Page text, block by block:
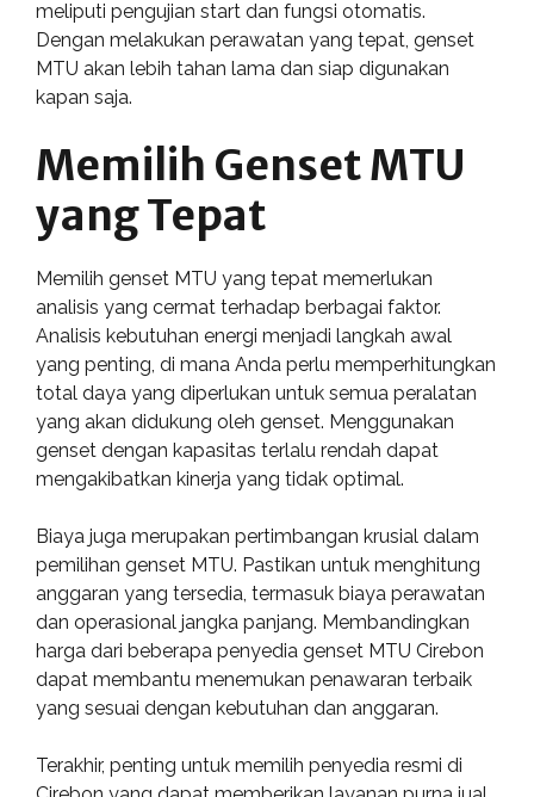
meliputi pengujian start dan fungsi otomatis.
Dengan melakukan perawatan yang tepat, genset
MTU akan lebih tahan lama dan siap digunakan
kapan saja.
Memilih Genset MTU
yang Tepat
Memilih genset MTU yang tepat memerlukan
analisis yang cermat terhadap berbagai faktor.
Analisis kebutuhan energi menjadi langkah awal
yang penting, di mana Anda perlu memperhitungkan
total daya yang diperlukan untuk semua peralatan
yang akan didukung oleh genset. Menggunakan
genset dengan kapasitas terlalu rendah dapat
mengakibatkan kinerja yang tidak optimal.
Biaya juga merupakan pertimbangan krusial dalam
pemilihan genset MTU. Pastikan untuk menghitung
anggaran yang tersedia, termasuk biaya perawatan
dan operasional jangka panjang. Membandingkan
harga dari beberapa penyedia genset MTU Cirebon
dapat membantu menemukan penawaran terbaik
yang sesuai dengan kebutuhan dan anggaran.
Terakhir, penting untuk memilih penyedia resmi di